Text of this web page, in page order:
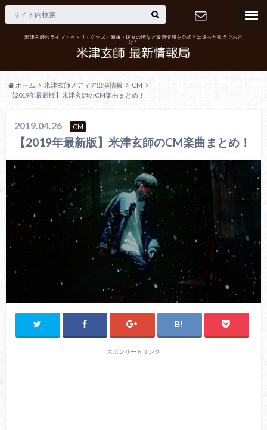
米津玄師のライブ・セトリ・グッズ・新曲・彼女の噂など最新情報を公式とは違った視点でお届
け！
お問い合わ
せ
ホーム 米津玄師メディア出演情報
CM
【2019年最新版】米津玄師のCM楽曲まとめ！
2019.04.26 CM
【2019年最新版】米津玄師のCM楽曲まとめ！
スポンサードリンク